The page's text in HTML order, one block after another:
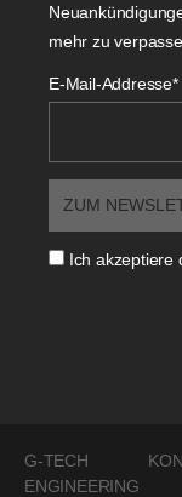
mehr zu
E-Mail-Addresse*
Ich akzeptiere
G-TECH
ENGINEERING